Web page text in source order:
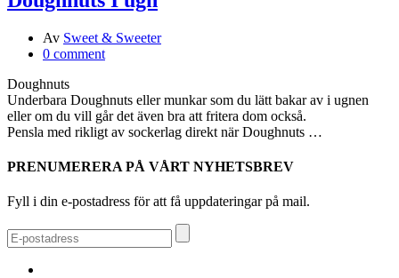
Av Sweet & Sweeter
0 comment
Doughnuts
Underbara Doughnuts eller munkar som du lätt bakar av i ugnen
eller om du vill går det även bra att fritera dom också.
Pensla med rikligt av sockerlag direkt när Doughnuts …
PRENUMERERA PÅ VÅRT NYHETSBREV
Fyll i din e-postadress för att få uppdateringar på mail.